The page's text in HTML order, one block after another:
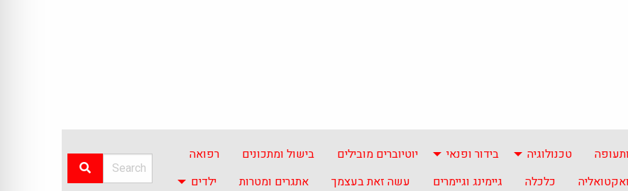
טכנולוגיה בידור ופנאי יוטיוברים מובילים בישול ומתכונים
רפואה
כלכלה גיימינג וגיימרים עשה זאת בעצמך אתגרים ומטרות ילדים